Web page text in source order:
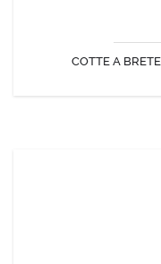
COTTE A
COTTE
Cotte à bretelles étanche